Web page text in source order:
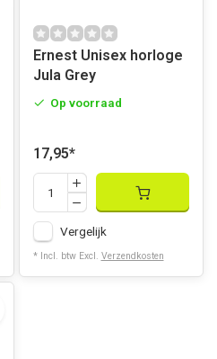
Ernest Unisex horloge
Jula Grey
Op voorraad
17,95*
Vergelijk
* Incl. btw Excl. Verzendkosten